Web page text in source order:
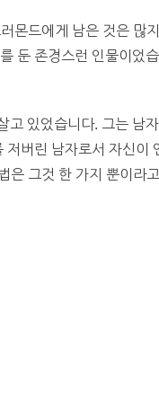
몬드에게 남은 것은 많
둔 존경스런 인물이었
있었습니다. 그는 남
버린 남자로서 자신이
은 그것 한 가지 뿐이라